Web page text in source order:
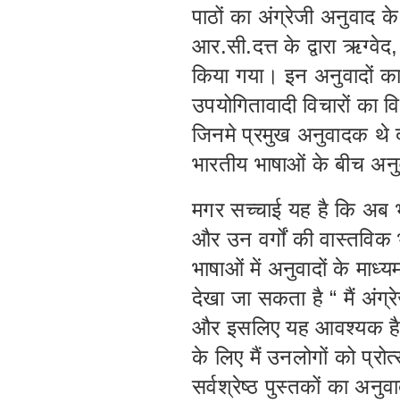
पाठों का अंग्रेजी अनुवाद
आर.सी.दत्त के द्वारा
किया गया। इन अनुवादों
उपयोगितावादी विचारों
जिनमे प्रमुख अनुवादक थे
भारतीय भाषाओं के बीच
मगर सच्चाई यह है कि अब
और उन वर्गों की वास्तविक
भाषाओं में अनुवादों के
देखा जा सकता है “ मैं
और इसलिए यह आवश्यक है
के लिए मैं उनलोगों को
सर्वश्रेष्ठ पुस्तकों का